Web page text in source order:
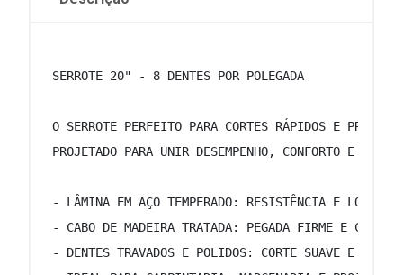
SERROTE 20" - 8 DENTES POR POLEGADA
O SERROTE PERFEITO PARA CORTES RÁPIDOS E
PROJETADO PARA UNIR DESEMPENHO, CONFORTO E
- LÂMINA EM AÇO TEMPERADO: RESISTÊNCIA E LONGA
- CABO DE MADEIRA TRATADA: PEGADA FIRME E
- DENTES TRAVADOS E POLIDOS: CORTE SUAVE E